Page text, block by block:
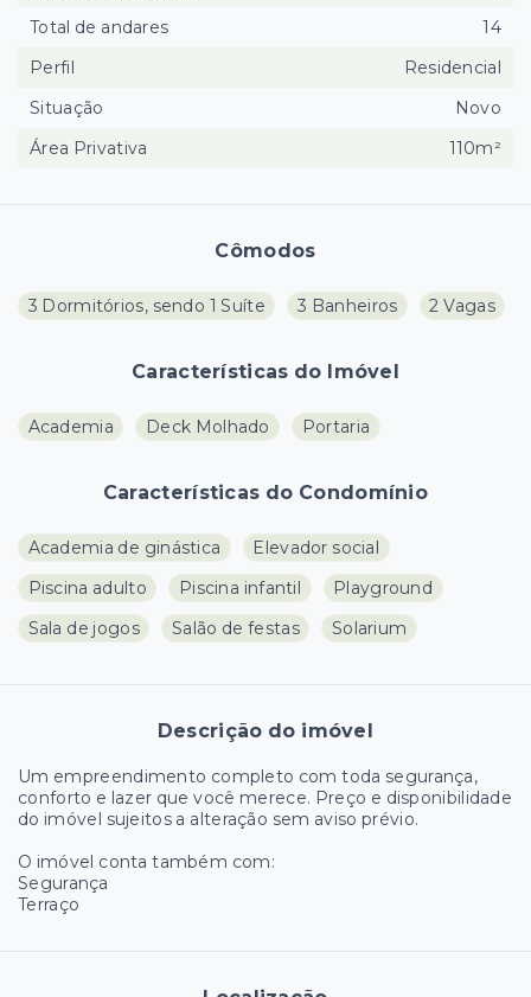
Cômodos
3 Dormitórios, sendo 1 Suíte 3 Banheiros 2 Vagas
Características do Imóvel
Academia Deck Molhado Portaria
Características do Condomínio
Academia de ginástica
Elevador social
Piscina adulto
Piscina infantil
Playground
Sala de jogos
Salão de festas Solarium
Descrição do imóvel
Um empreendimento completo com toda segurança,
conforto e lazer que você merece. Preço e disponibilidade
do imóvel sujeitos a alteração sem aviso prévio.
O imóvel conta também com:
Segurança
Terraço
Total de andares
14
Perfil
Residencial
Situação
Novo
Área Privativa
110m²